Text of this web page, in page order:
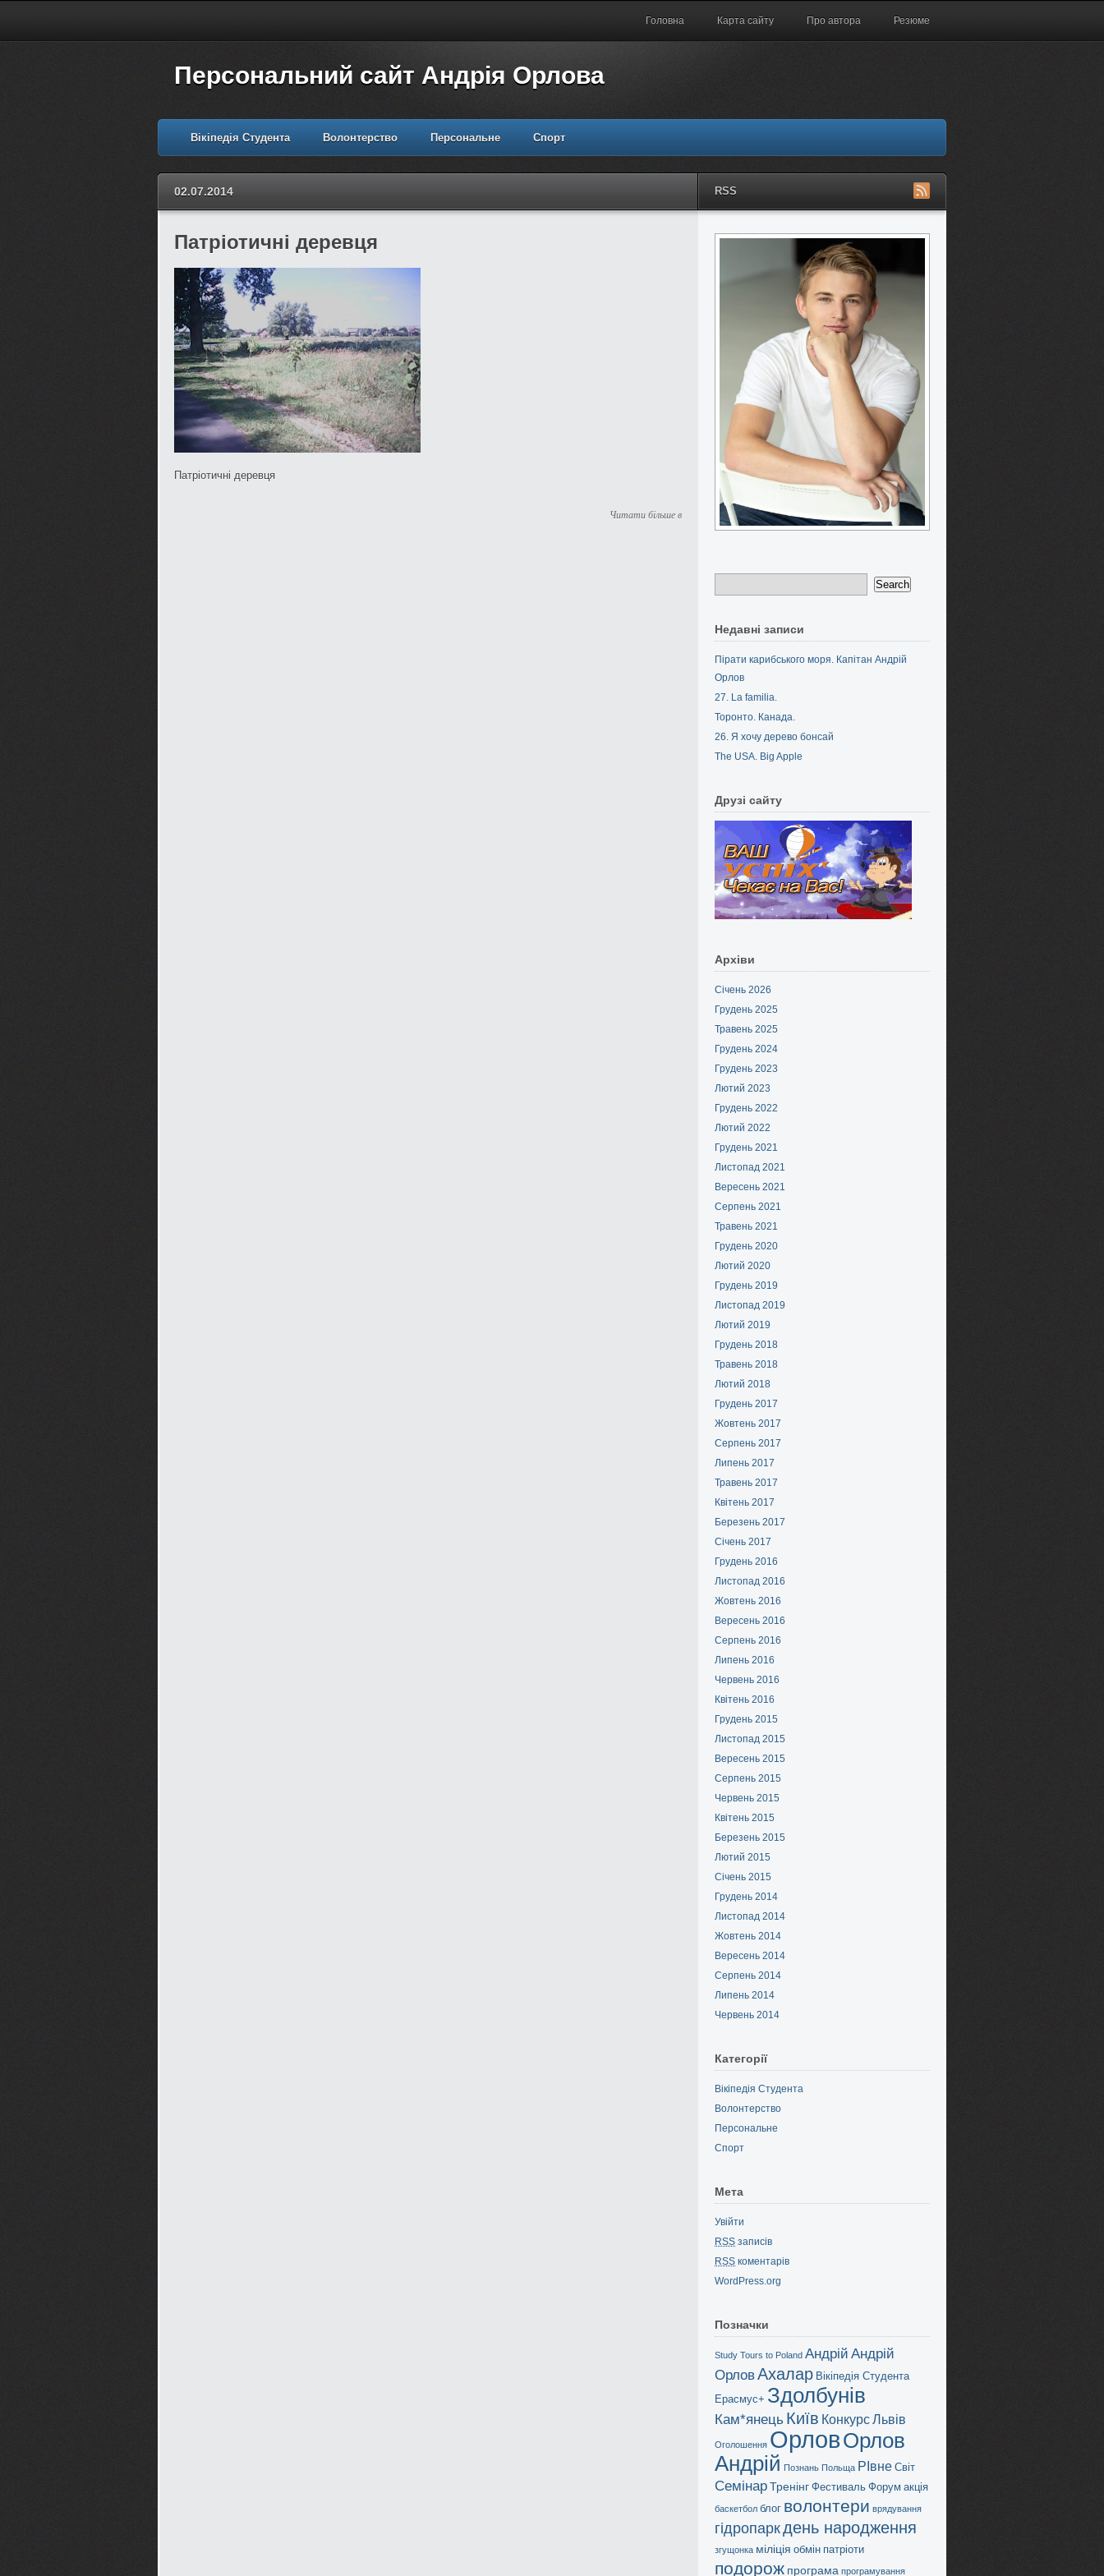
Головна Карта сайту Про автора Резюме
Персональний сайт Андрія Орлова
Вікіпедія Студента Волонтерство Персональне Спорт
02.07.2014 RSS
Патріотичні деревця
Патріотичні деревця
Читати більше в
Недавні записи
Пірати карибського моря. Капітан Андрій
Орлов
27. La familia.
Торонто. Канада.
26. Я хочу дерево бонсай
The USA. Big Apple
Друзі сайту
Архіви
Січень 2026
Грудень 2025
Травень 2025
Грудень 2024
Грудень 2023
Лютий 2023
Грудень 2022
Лютий 2022
Грудень 2021
Листопад 2021
Вересень 2021
Серпень 2021
Травень 2021
Грудень 2020
Лютий 2020
Грудень 2019
Листопад 2019
Лютий 2019
Грудень 2018
Травень 2018
Лютий 2018
Грудень 2017
Жовтень 2017
Серпень 2017
Липень 2017
Травень 2017
Квітень 2017
Березень 2017
Січень 2017
Грудень 2016
Листопад 2016
Жовтень 2016
Вересень 2016
Серпень 2016
Липень 2016
Червень 2016
Квітень 2016
Грудень 2015
Листопад 2015
Вересень 2015
Серпень 2015
Червень 2015
Квітень 2015
Березень 2015
Лютий 2015
Січень 2015
Грудень 2014
Листопад 2014
Жовтень 2014
Вересень 2014
Серпень 2014
Липень 2014
Червень 2014
Категорії
Вікіпедія Студента
Волонтерство
Персональне
Спорт
Мета
Увійти
RSS записів
RSS коментарів
WordPress.org
Позначки
Study Tours to Poland Андрій Андрій
ОрловАхалар Вікіпедія Студента
Ерасмус+ Здолбунів
Кам*янець Київ КонкурсЛьвів
Оголошення ОрловОрлов
Андрій Познань Польща РІвне Світ
СемінарТренінг Фестиваль Форум акція
баскетбол блог волонтери врядування
гідропаркдень народження
згущонка міліція обмін патріоти
подорож програма програмування